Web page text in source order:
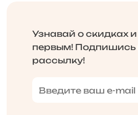
Узнавай о скидках
первым!
рассылку!